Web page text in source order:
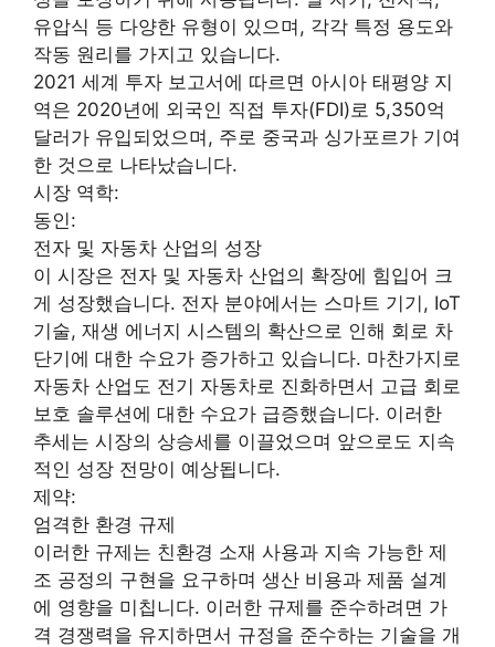
유압식 등 다양한 유형이 있으며, 각각 특정 용도와
작동 원리를 가지고 있습니다.
2021 세계 투자 보고서에 따르면 아시아 태평양 지
역은 2020년에 외국인 직접 투자(FDI)로 5,350억
달러가 유입되었으며, 주로 중국과 싱가포르가 기여
한 것으로 나타났습니다.
시장 역학:
동인:
전자 및 자동차 산업의 성장
이 시장은 전자 및 자동차 산업의 확장에 힘입어 크
게 성장했습니다. 전자 분야에서는 스마트 기기, IoT
기술, 재생 에너지 시스템의 확산으로 인해 회로 차
단기에 대한 수요가 증가하고 있습니다. 마찬가지로
자동차 산업도 전기 자동차로 진화하면서 고급 회로
보호 솔루션에 대한 수요가 급증했습니다. 이러한
추세는 시장의 상승세를 이끌었으며 앞으로도 지속
적인 성장 전망이 예상됩니다.
제약:
엄격한 환경 규제
이러한 규제는 친환경 소재 사용과 지속 가능한 제
조 공정의 구현을 요구하며 생산 비용과 제품 설계
에 영향을 미칩니다. 이러한 규제를 준수하려면 가
격 경쟁력을 유지하면서 규정을 준수하는 기술을 개